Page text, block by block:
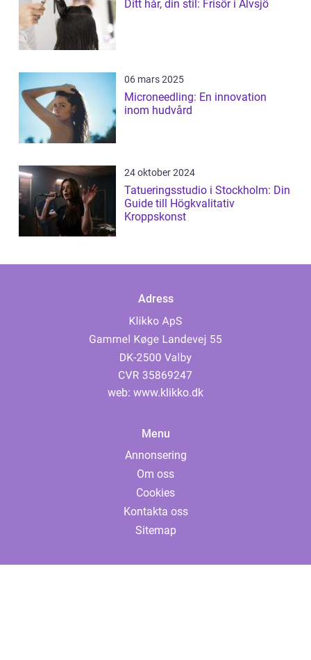
Ditt hår, din stil: Frisör i Älvsjö
06 mars 2025
Microneedling: En innovation
inom hudvård
24 oktober 2024
Tatueringsstudio i Stockholm: Din
Guide till Högkvalitativ
Kroppskonst
Adress
web: www.klikko.dk
Menu
Annonsering
Om oss
Cookies
Kontakta oss
Sitemap